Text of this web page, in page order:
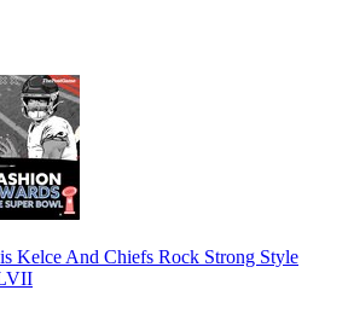
Kelce And Chiefs Rock Strong Style